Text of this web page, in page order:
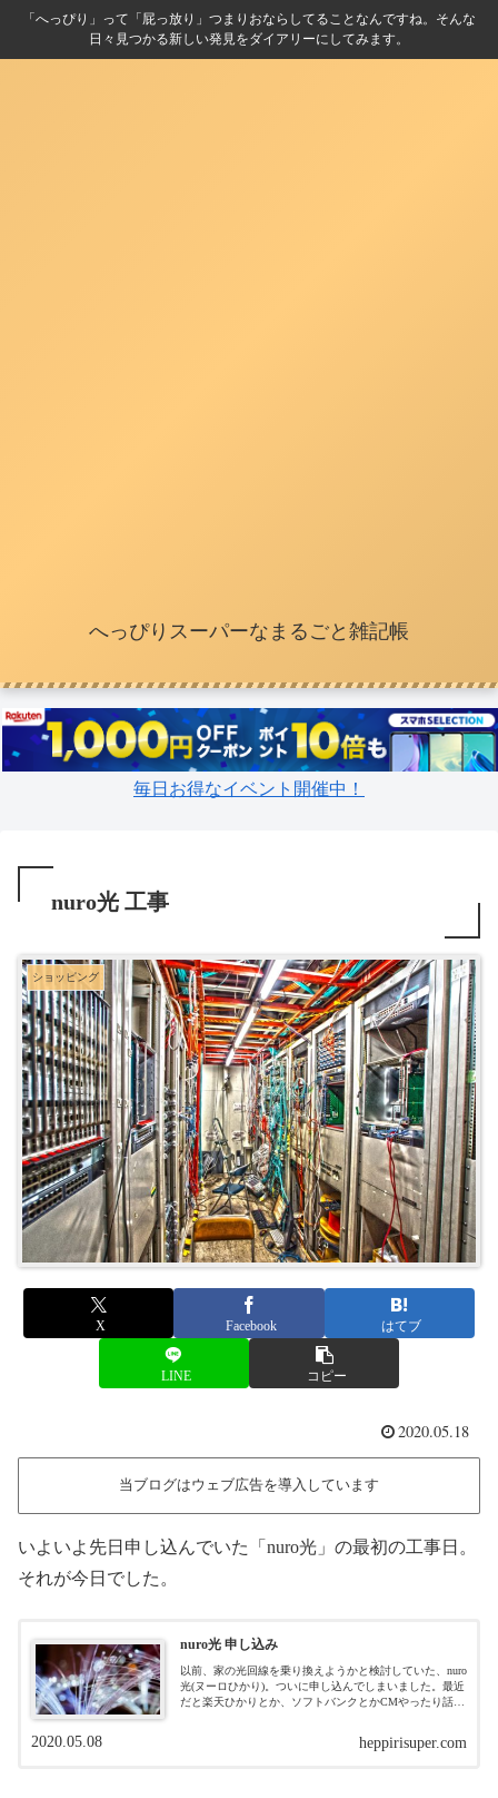
「へっぴり」って「屁っ放り」つまりおならしてることなんですね。そんな
日々見つかる新しい発見をダイアリーにしてみます。
へっぴりスーパーなまるごと雑記帳
毎日お得なイベント開催中！
nuro光 工事
ショッピング
X Facebook はてブ
LINE コピー
2020.05.18
当ブログはウェブ広告を導入しています
いよいよ先日申し込んでいた「nuro光」の最初の工事日。
それが今日でした。
nuro光 申し込み
以前、家の光回線を乗り換えようかと検討していた、nuro
光(ヌーロひかり)。ついに申し込んでしまいました。最近
だと楽天ひかりとか、ソフトバンクとかCMやったり話題
heppirisuper.com
2020.05.08